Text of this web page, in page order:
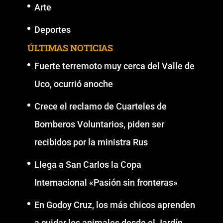
Arte
Deportes
ÚLTIMAS NOTICIAS
Fuerte terremoto muy cerca del Valle de
Uco, ocurrió anoche
Crece el reclamo de Cuarteles de
Bomberos Voluntarios, piden ser
recibidos por la ministra Rus
Llega a San Carlos la Copa
Internacional «Pasión sin fronteras»
En Godoy Cruz, los más chicos aprenden